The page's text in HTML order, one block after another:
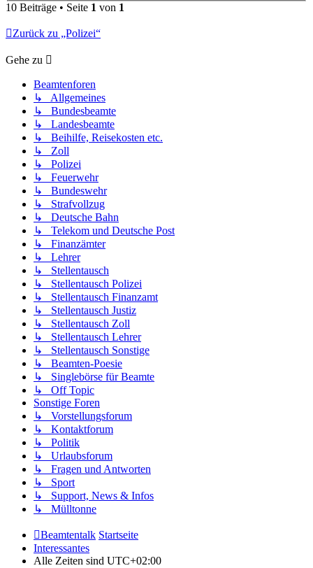
10 Beiträge • Seite 1 von 1
Zurück zu „Polizei“
Gehe zu
Beamtenforen
↳ Allgemeines
↳ Bundesbeamte
↳ Landesbeamte
↳ Beihilfe, Reisekosten etc.
↳ Zoll
↳ Polizei
↳ Feuerwehr
↳ Bundeswehr
↳ Strafvollzug
↳ Deutsche Bahn
↳ Telekom und Deutsche Post
↳ Finanzämter
↳ Lehrer
↳ Stellentausch
↳ Stellentausch Polizei
↳ Stellentausch Finanzamt
↳ Stellentausch Justiz
↳ Stellentausch Zoll
↳ Stellentausch Lehrer
↳ Stellentausch Sonstige
↳ Beamten-Poesie
↳ Singlebörse für Beamte
↳ Off Topic
Sonstige Foren
↳ Vorstellungsforum
↳ Kontaktforum
↳ Politik
↳ Urlaubsforum
↳ Fragen und Antworten
↳ Sport
↳ Support, News & Infos
↳ Mülltonne
Beamtentalk Startseite
Interessantes
Alle Zeiten sind UTC+02:00